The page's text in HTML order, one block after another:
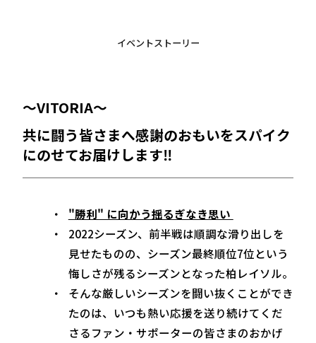
イベントストーリー
～VITORIA～
共に闘う皆さまへ感謝のおもいをスパイク
にのせてお届けします‼
"勝利" に向かう揺るぎなき思い
2022シーズン、前半戦は順調な滑り出しを
見せたものの、シーズン最終順位7位という
悔しさが残るシーズンとなった柏レイソル。
そんな厳しいシーズンを闘い抜くことができ
たのは、いつも熱い応援を送り続けてくだ
さるファン・サポーターの皆さまのおかげ